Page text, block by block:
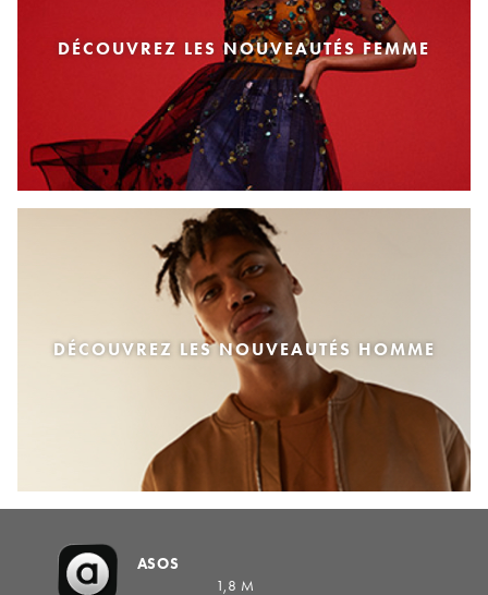
DÉCOUVREZ LES NOUVEAUTÉS FEMME
DÉCOUVREZ LES NOUVEAUTÉS HOMME
ASOS
1,8 M